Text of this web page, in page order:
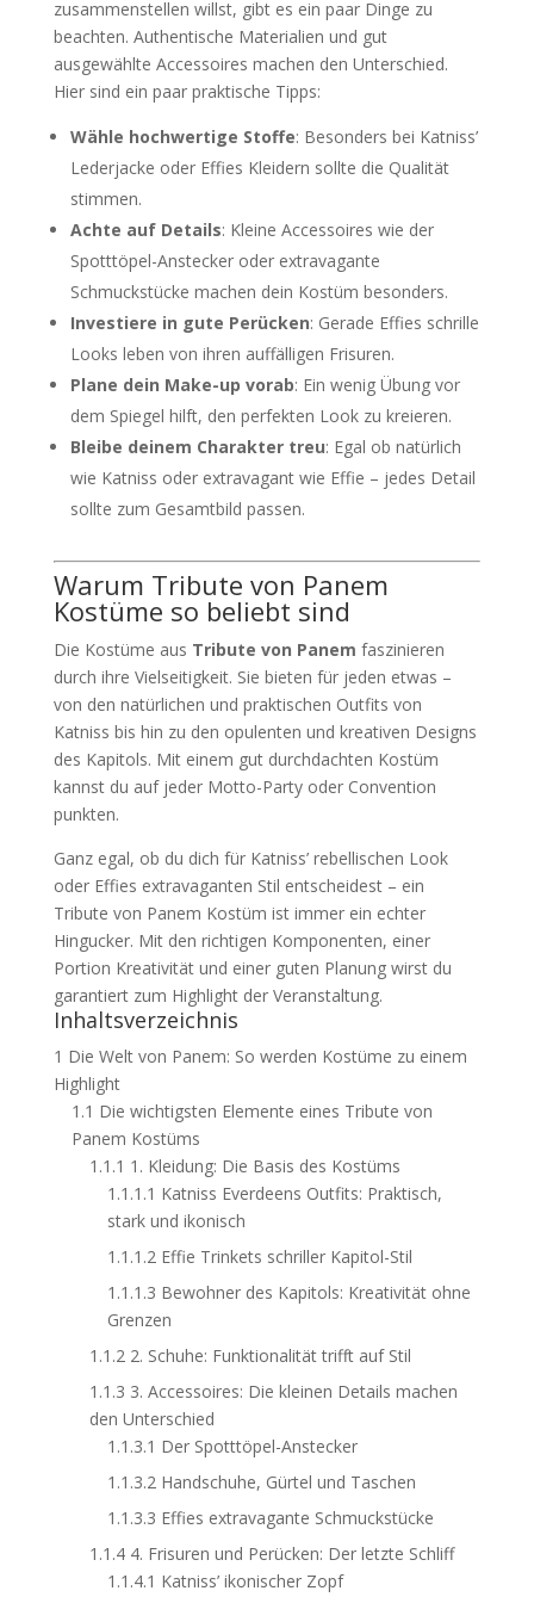
zusammenstellen willst, gibt es ein paar Dinge zu
beachten. Authentische Materialien und gut
ausgewählte Accessoires machen den Unterschied.
Hier sind ein paar praktische Tipps:
Wähle hochwertige Stoffe: Besonders bei Katniss’
Lederjacke oder Effies Kleidern sollte die Qualität
stimmen.
Achte auf Details: Kleine Accessoires wie der
Spotttöpel-Anstecker oder extravagante
Schmuckstücke machen dein Kostüm besonders.
Investiere in gute Perücken: Gerade Effies schrille
Looks leben von ihren auffälligen Frisuren.
Plane dein Make-up vorab: Ein wenig Übung vor
dem Spiegel hilft, den perfekten Look zu kreieren.
Bleibe deinem Charakter treu: Egal ob natürlich
wie Katniss oder extravagant wie Effie – jedes Detail
sollte zum Gesamtbild passen.
Warum Tribute von Panem
Kostüme so beliebt sind
Die Kostüme aus Tribute von Panem faszinieren
durch ihre Vielseitigkeit. Sie bieten für jeden etwas –
von den natürlichen und praktischen Outfits von
Katniss bis hin zu den opulenten und kreativen Designs
des Kapitols. Mit einem gut durchdachten Kostüm
kannst du auf jeder Motto-Party oder Convention
punkten.
Ganz egal, ob du dich für Katniss’ rebellischen Look
oder Effies extravaganten Stil entscheidest – ein
Tribute von Panem Kostüm ist immer ein echter
Hingucker. Mit den richtigen Komponenten, einer
Portion Kreativität und einer guten Planung wirst du
garantiert zum Highlight der Veranstaltung.
Inhaltsverzeichnis
1 Die Welt von Panem: So werden Kostüme zu einem
Highlight
1.1 Die wichtigsten Elemente eines Tribute von
Panem Kostüms
1.1.1 1. Kleidung: Die Basis des Kostüms
1.1.1.1 Katniss Everdeens Outfits: Praktisch,
stark und ikonisch
1.1.1.2Effie Trinkets schriller Kapitol-Stil
1.1.1.3 Bewohner des Kapitols: Kreativität ohne
Grenzen
1.1.22. Schuhe: Funktionalität trifft auf Stil
1.1.3 3. Accessoires: Die kleinen Details machen
den Unterschied
1.1.3.1 Der Spotttöpel-Anstecker
1.1.3.2Handschuhe, Gürtel und Taschen
1.1.3.3 Effies extravagante Schmuckstücke
1.1.44. Frisuren und Perücken: Der letzte Schliff
1.1.4.1 Katniss’ ikonischer Zopf